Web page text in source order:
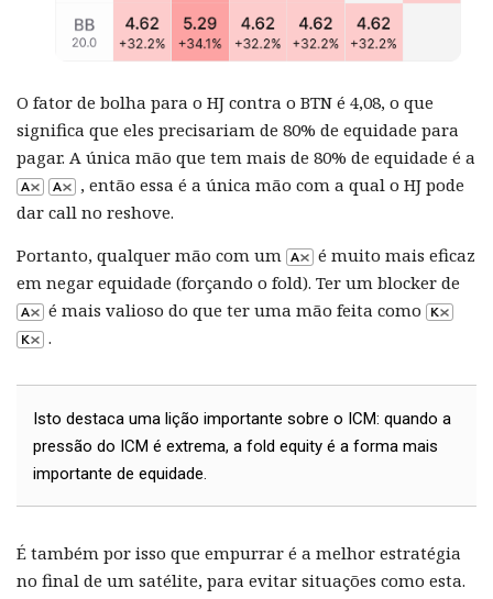
O fator de bolha para o HJ contra o BTN é 4,08, o que
significa que eles precisariam de 80% de equidade para
pagar. A única mão que tem mais de 80% de equidade é a
, então essa é a única mão com a qual o HJ pode
dar call no reshove.
Portanto, qualquer mão com um
é muito mais eficaz
em negar equidade (forçando o fold). Ter um blocker de
é mais valioso do que ter uma mão feita como
.
Isto destaca uma lição importante sobre o ICM: quando a
pressão do ICM é extrema, a fold equity é a forma mais
importante de equidade.
É também por isso que empurrar é a melhor estratégia
no final de um satélite, para evitar situações como esta.